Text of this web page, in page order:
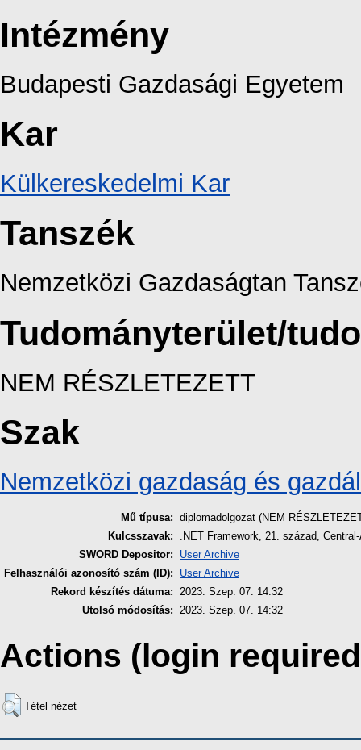
Intézmény
Budapesti Gazdasági Egyetem
Kar
Külkereskedelmi Kar
Tanszék
Nemzetközi Gazdaságtan
Tudományterület/
NEM RÉSZLETEZETT
Szak
Nemzetközi gazdaság és
Mű típusa: diplomadolgozat (NEM
Kulcsszavak:
.NET Framework, 21. század,
SWORD Depositor:
User Archive
Felhasználói azonosító szám (ID):
User Archive
Rekord készítés dátuma:
2023. Szep. 07. 14:32
Utolsó módosítás:
2023. Szep. 07. 14:32
Actions (login
Tétel nézet